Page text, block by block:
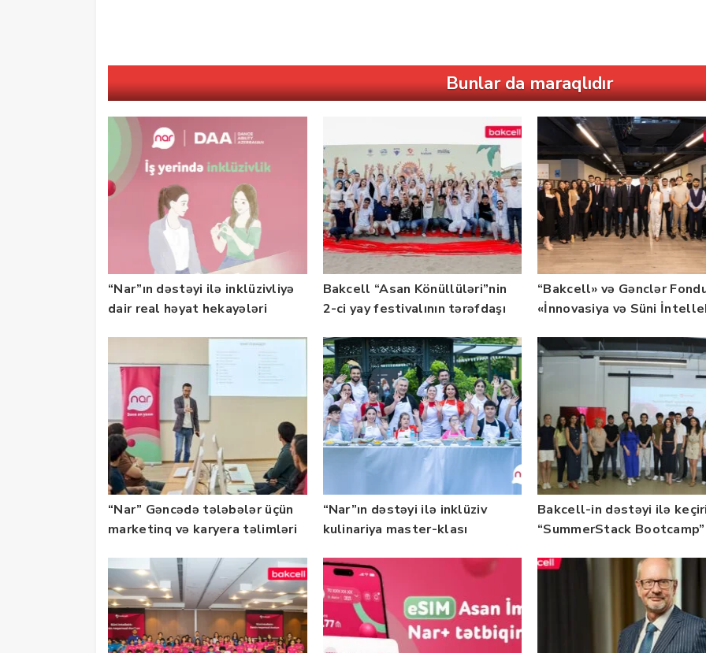
Bunlar da maraqlıdır
“Nar”ın dəstəyi ilə inklüzivliyə
dair real həyat hekayələri
Bakcell “Asan Könüllüləri”nin
2-ci yay festivalının tərəfdaşı
“Bakcell» və Gənclər
«İnnovasiya və Süni
qalibləri ilə görüş keçirib
“Nar” Gəncədə tələbələr üçün
marketinq və karyera təlimləri
“Nar”ın dəstəyi ilə inklüziv
kulinariya master-klası
Bakcell-in dəstəyi ilə
“SummerStack Bootcamp”